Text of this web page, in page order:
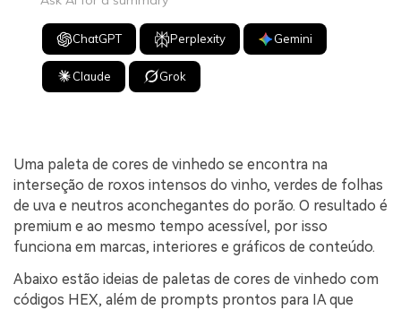
ChatGPT Perplexity Gemini
Claude Grok
Uma paleta de cores de vinhedo se encontra na
interseção de roxos intensos do vinho, verdes de folhas
de uva e neutros aconchegantes do porão. O resultado é
premium e ao mesmo tempo acessível, por isso
funciona em marcas, interiores e gráficos de conteúdo.
Abaixo estão ideias de paletas de cores de vinhedo com
códigos HEX, além de prompts prontos para IA que